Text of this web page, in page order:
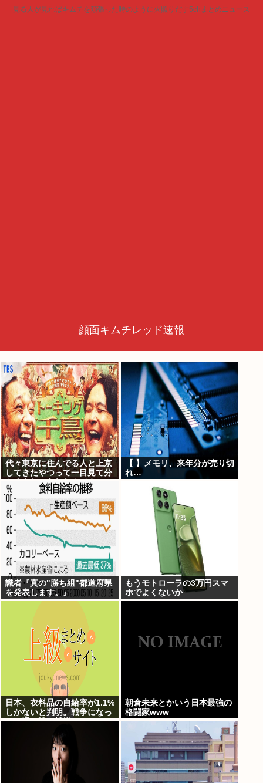
見る人が見ればキムチを頬張った時のように火照りだす5chまとめニュース
顔面キムチレッド速報
代々東京に住んでる人と上京
してきたやつって一目見て分
かるよね。あれなんで？
【 】メモリ、来年分が売り切
れ…
識者『真の"勝ち組"都道府県
を発表します。』
もうモトローラの3万円スマ
ホでよくないか
日本、衣料品の自給率が1.1%
しかないと判明。戦争になっ
たら裸で戦う模様www
朝倉未来とかいう日本最強の
格闘家www